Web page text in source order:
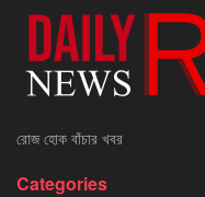
রোজ হোক বাঁচার খবর
Categories